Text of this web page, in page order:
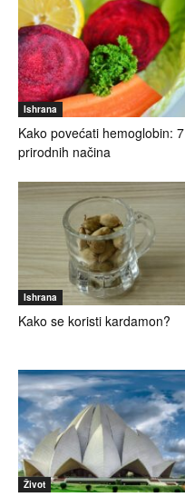
Ishrana
Kako povećati hemoglobin: 7
prirodnih načina
Ishrana
Kako se koristi kardamon?
Život